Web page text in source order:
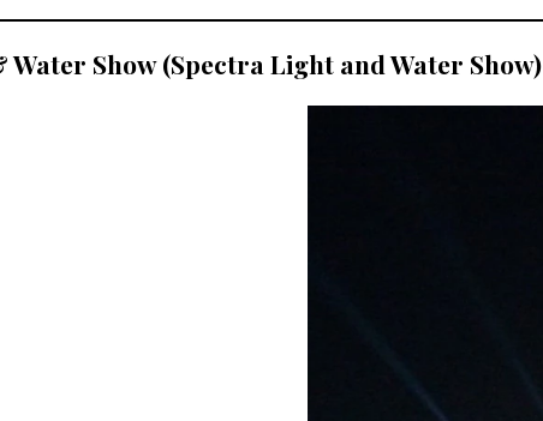
Show (Spectra Light and Water Show)